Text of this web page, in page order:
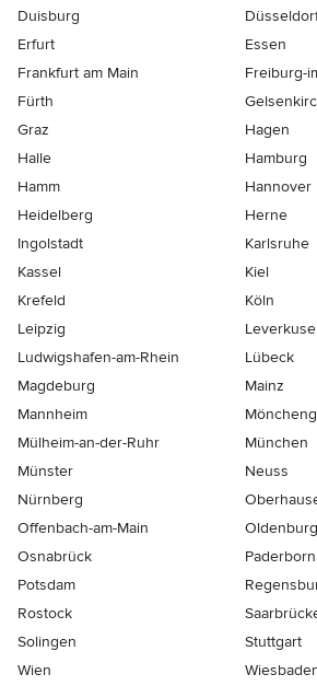
Duisburg
Erfurt
Essen
Frankfurt am Main
Freiburg-
Fürth
Graz
Hagen
Halle
Hamburg
Hamm
Hannover
Heidelberg
Herne
Ingolstadt
Karlsruhe
Kassel
Kiel
Krefeld
Köln
Leipzig
Ludwigshafen-am-Rhein
Lübeck
Magdeburg
Mainz
Mannheim
Mülheim-an-der-Ruhr
München
Münster
Neuss
Nürnberg
Offenbach-am-Main
Oldenburg
Osnabrück
Paderborn
Potsdam
Rostock
Solingen
Stuttgart
Wien